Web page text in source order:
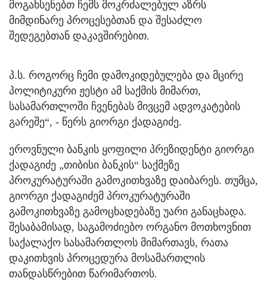
მოგახსენებთ ჩემს მოკრძალებულ აზრს
მიმდინარე პროცესებთან და შესაძლო
შედეგებთან დაკავშირებით.
პ.ს. როგორც ჩემი დამოკიდებულება და მცირე
პოლიტიკური ჟესტი ამ საქმის მიმართ,
სასამართლოში ჩვენებას მივცემ ადვოკატების
გარეშე“, - წერს გიორგი ქადაგიძე.
ეროვნული ბანკის ყოფილი პრეზიდენტი გიორგი
ქადაგიძე „თიბისი ბანკის“ საქმეზე
პროკურატურაში გამოკითხვაზე დაიბარეს. თუმცა,
გიორგი ქადაგიძემ პროკურატურაში
გამოკითხვაზე გამოცხადებაზე უარი განაცხადა.
შესაბამისად, საგამოძიებო ორგანო მოთხოვნით
საქალაქო სასამართლოს მიმართავს, რათა
დაკითხვის პროცედურა მოსამართლის
თანდასწრებით წარიმართოს.